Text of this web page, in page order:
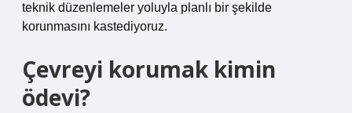
teknik düzenlemeler yoluyla planlı bir şekilde
korunmasını kastediyoruz.
Çevreyi korumak kimin
ödevi?